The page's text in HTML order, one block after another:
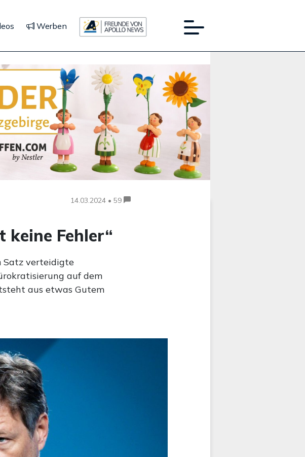
Werben
14.03.2024 • 59
keine Fehler“
Satz verteidigte
auf dem
aus etwas Gutem